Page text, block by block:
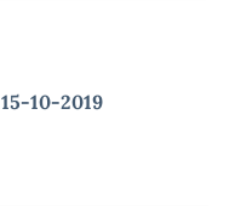
15-10-2019